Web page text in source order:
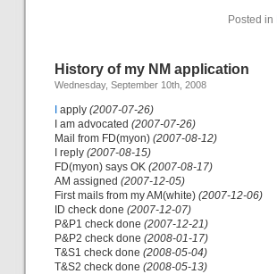
Posted in
History of my NM application
Wednesday, September 10th, 2008
apply (2007-07-26)
I am advocated (2007-07-26)
Mail from FD(myon) (2007-08-12)
I reply (2007-08-15)
FD(myon) says OK (2007-08-17)
AM assigned (2007-12-05)
First mails from my AM(white) (2007-12-06)
ID check done (2007-12-07)
P&P1 check done (2007-12-21)
P&P2 check done (2008-01-17)
T&S1 check done (2008-05-04)
T&S2 check done (2008-05-13)